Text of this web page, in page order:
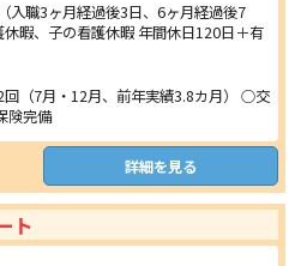
入職3ヶ月経過後3日、6ヶ月経過後7
暇、子の看護休暇 年間休日120日＋有
（7月・12月、前年実績3.8カ月） ○交
険完備
詳細を見る
ト